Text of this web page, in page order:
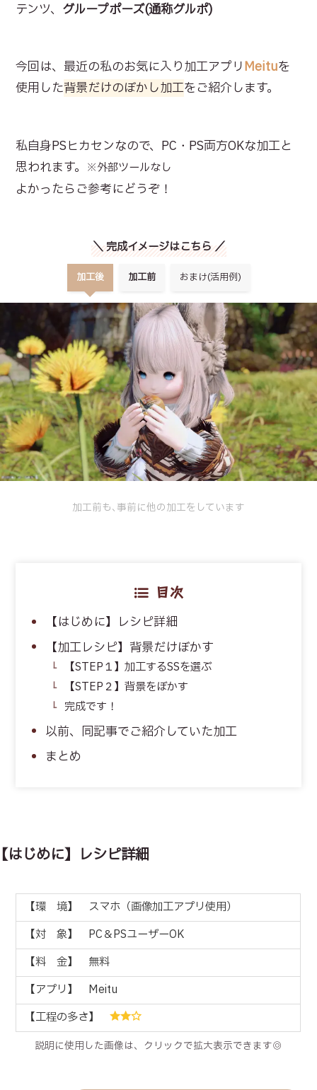
テンツ、 グループポーズ(通称グルポ)
今回は、最近の私のお気に入り加工アプリMeituを
使用した背景だけのぼかし加工をご紹介します。
私自身PSヒカセンなので、PC・PS両方OKな加工と
思われます。 ※外部ツールなし
よかったらご参考にどうぞ！
＼ 完成イメージはこちら ／
加工後 加工前 おまけ(活用例)
加工前も､事前に他の加工をしています
目次
【はじめに】レシピ詳細
【加工レシピ】背景だけぼかす
【STEP１】加工するSSを選ぶ
【STEP２】背景をぼかす
完成です！
以前、同記事でご紹介していた加工
まとめ
はじめに】レシピ詳細
【環 境】 スマホ（画像加工アプリ使用）
【対 象】 PC＆PSユーザーOK
【料 金】 無料
【アプリ】 Meitu
【工程の多さ】
説明に使用した画像は、クリックで拡大表示できます◎